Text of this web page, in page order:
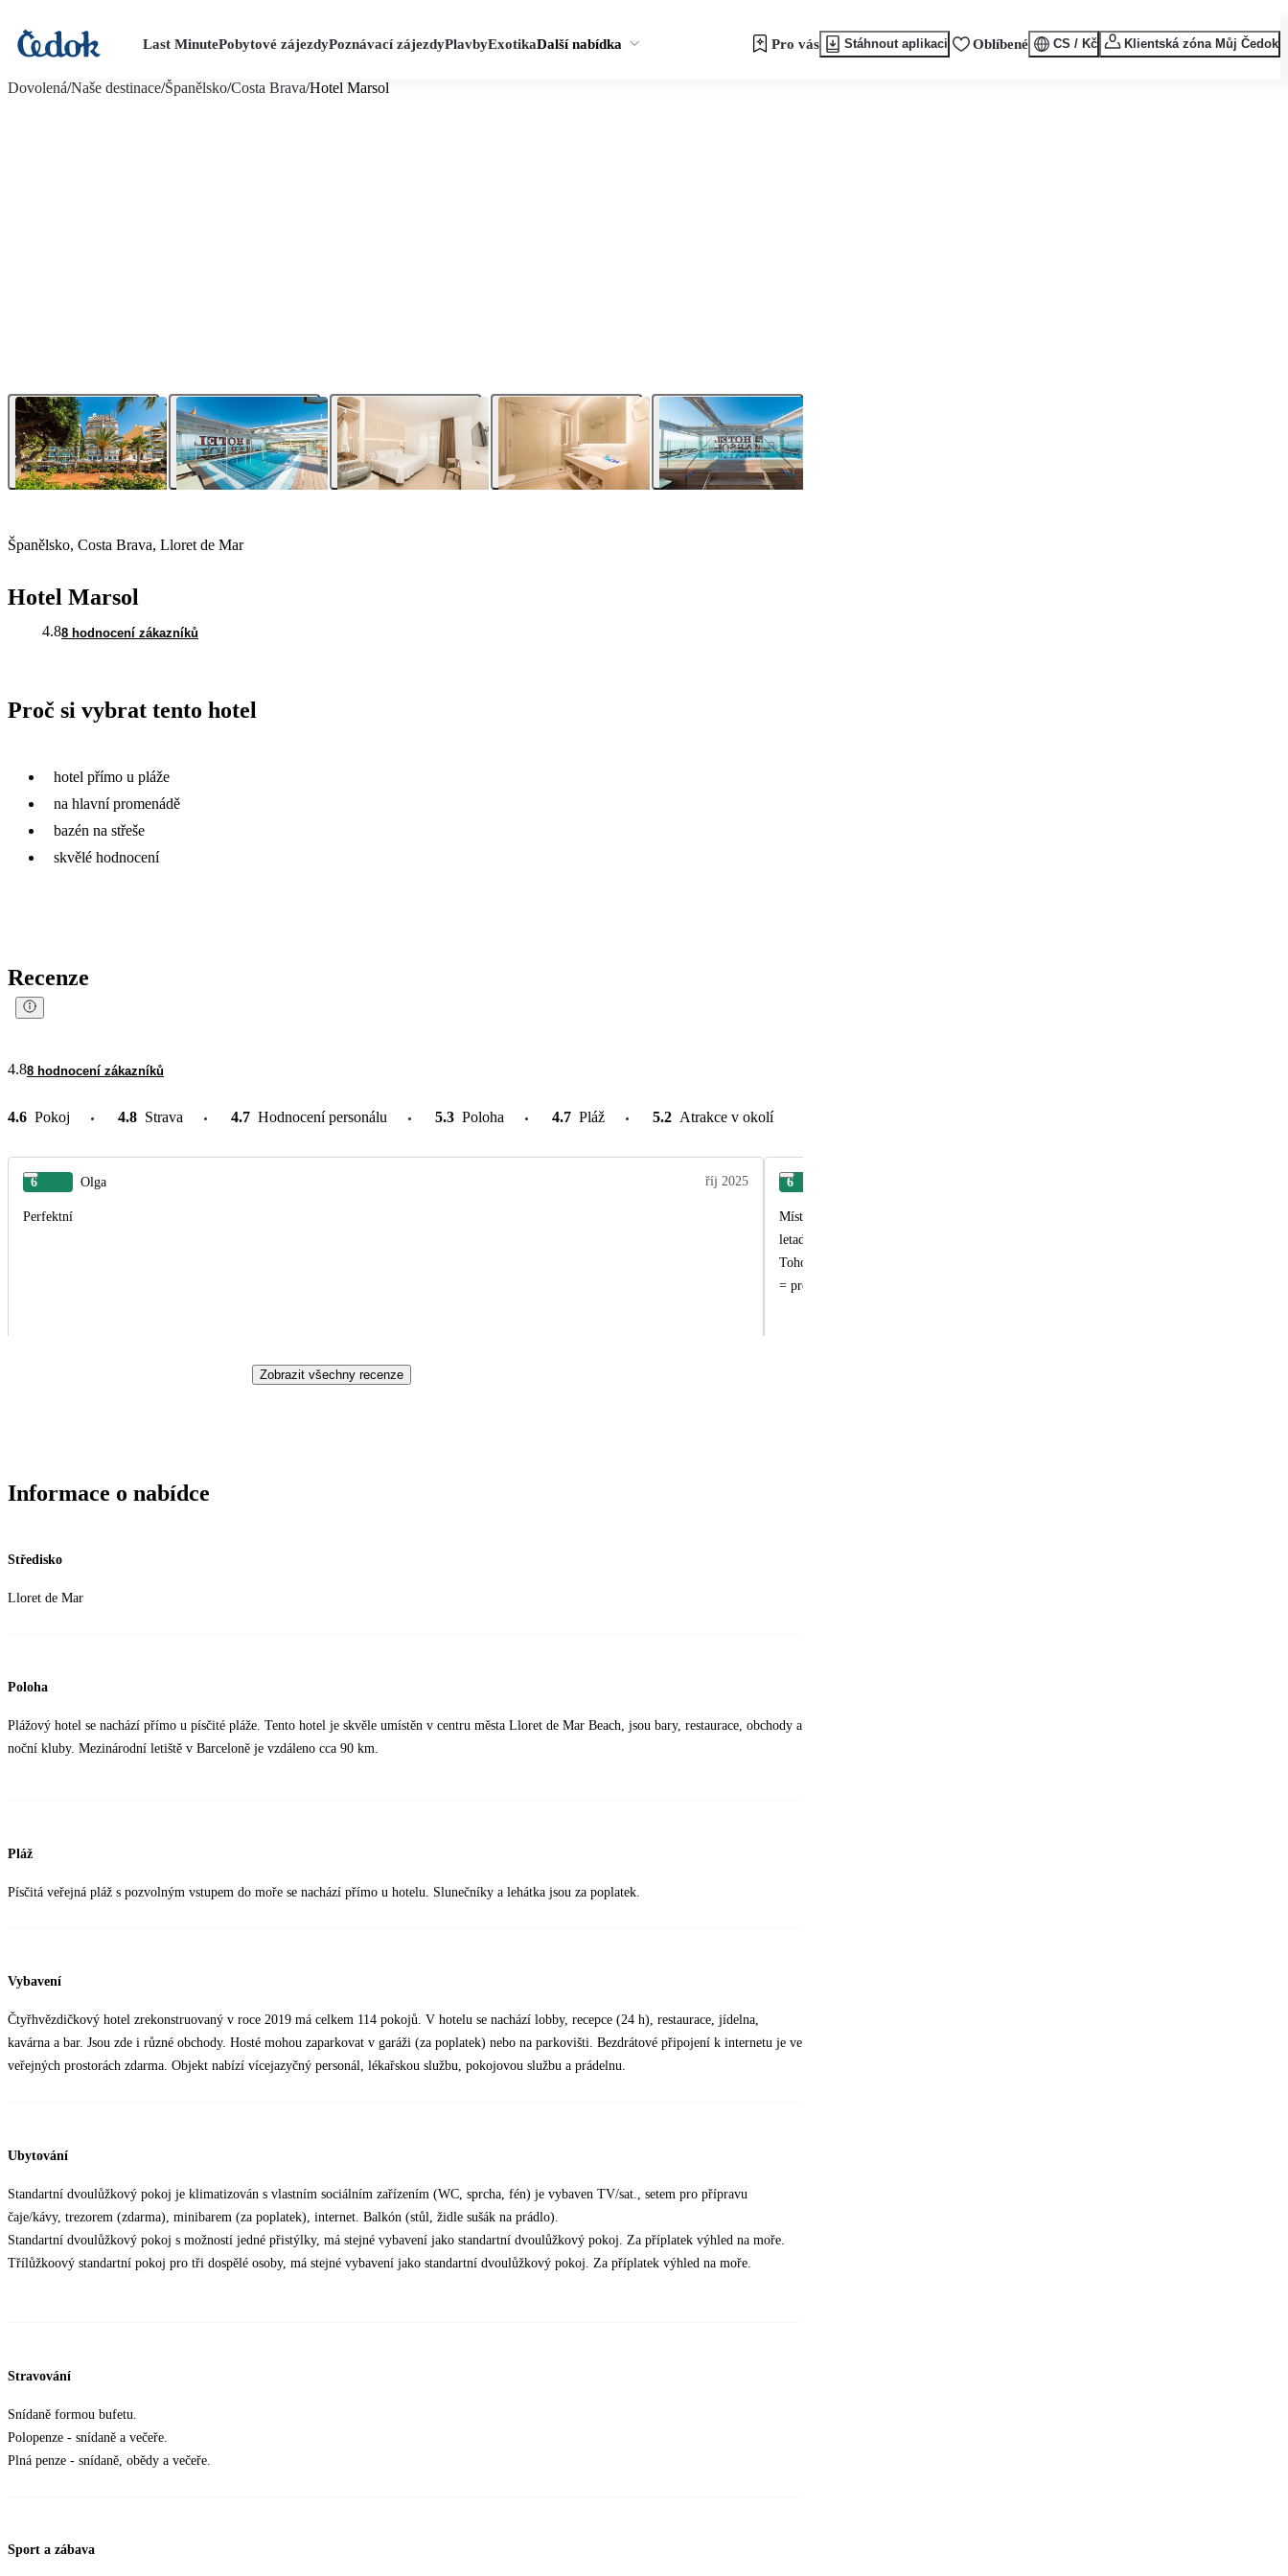
Last MinutePobytové zájezdyPoznávací zájezdyPlavbyExotikaDalší nabídka Pro vás Stáhnout aplikaci Oblíbené CS / Kč Klientská zóna Můj Čedok
Dovolená/Naše destinace/Španělsko/Costa Brava/Hotel Marsol
Španělsko, Costa Brava, Lloret de Mar
Hotel Marsol
4.88 hodnocení zákazníků
Proč si vybrat tento hotel
hotel přímo u pláže
na hlavní promenádě
bazén na střeše
skvělé hodnocení
Recenze
4.88 hodnocení zákazníků
4.6 Pokoj 4.8 Strava 4.7 Hodnocení personálu 5.3 Poloha 4.7 Pláž 5.2 Atrakce v okolí
6 Olga říj 2025
Perfektní
6
Místo a hotel špičkové. Letecká část dopravy v pohodě. Sdílená doprava z letiště do hotelu a
letadlem lehce přes 2 hodiny, cca 100km z letiště do hotelu více než 3 hodiny !!! Jeden z
Toho, kdo vymyslel návratový odlet v 9 dopoledne, bych "za odměnu" nechal vstávat celý
= pro změnu bez snídaně :-(.
Zobrazit všechny recenze
Informace o nabídce
Středisko
Lloret de Mar
Poloha
Plážový hotel se nachází přímo u písčité pláže. Tento hotel je skvěle umístěn v centru města Lloret de Mar Beach, jsou bary, restaurace, obchody a
noční kluby. Mezinárodní letiště v Barceloně je vzdáleno cca 90 km.
Pláž
Písčitá veřejná pláž s pozvolným vstupem do moře se nachází přímo u hotelu. Slunečníky a lehátka jsou za poplatek.
Vybavení
Čtyřhvězdičkový hotel zrekonstruovaný v roce 2019 má celkem 114 pokojů. V hotelu se nachází lobby, recepce (24 h), restaurace, jídelna,
kavárna a bar. Jsou zde i různé obchody. Hosté mohou zaparkovat v garáži (za poplatek) nebo na parkovišti. Bezdrátové připojení k internetu je ve
veřejných prostorách zdarma. Objekt nabízí vícejazyčný personál, lékařskou službu, pokojovou službu a prádelnu.
Ubytování
Standartní dvoulůžkový pokoj je klimatizován s vlastním sociálním zařízením (WC, sprcha, fén) je vybaven TV/sat., setem pro přípravu
čaje/kávy, trezorem (zdarma), minibarem (za poplatek), internet. Balkón (stůl, židle sušák na prádlo).
Standartní dvoulůžkový pokoj s možností jedné přistýlky, má stejné vybavení jako standartní dvoulůžkový pokoj. Za příplatek výhled na moře.
Třílůžkoový standartní pokoj pro tři dospělé osoby, má stejné vybavení jako standartní dvoulůžkový pokoj. Za příplatek výhled na moře.
Stravování
Snídaně formou bufetu.
Polopenze - snídaně a večeře.
Plná penze - snídaně, obědy a večeře.
Sport a zábava